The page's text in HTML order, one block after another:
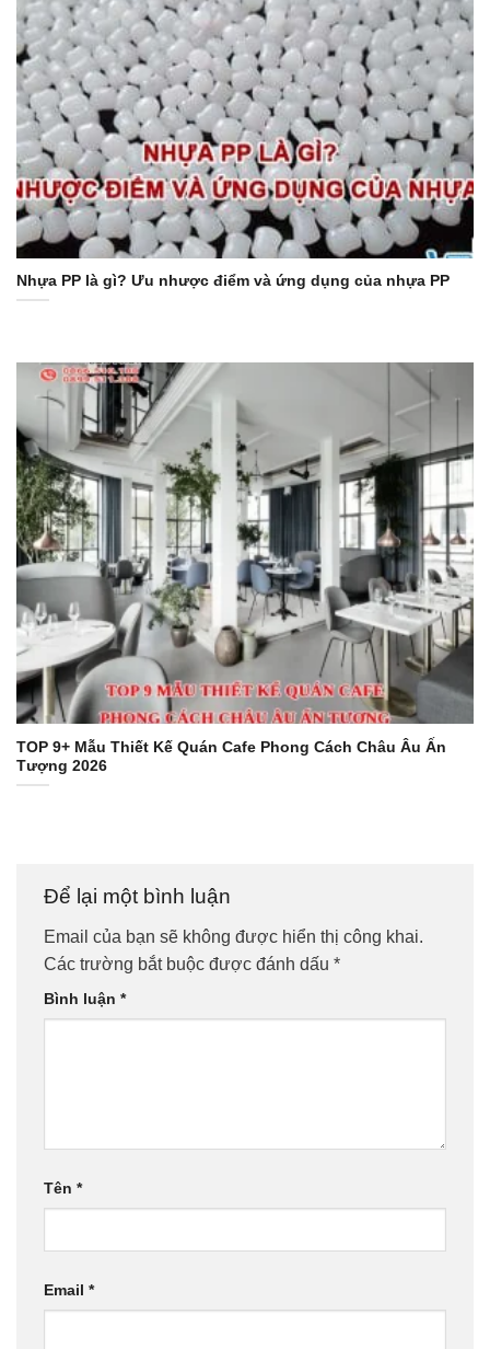
Nhựa PP là gì? Ưu nhược điểm và ứng dụng của nhựa PP
TOP 9+ Mẫu Thiết Kế Quán Cafe Phong Cách Châu Âu Ấn
Tượng 2026
Để lại một bình luận
Email của bạn sẽ không được hiển thị công khai.
Các trường bắt buộc được đánh dấu *
Bình luận *
Tên *
Email *